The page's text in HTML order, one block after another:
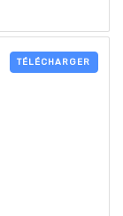
TÉLÉCHARGER